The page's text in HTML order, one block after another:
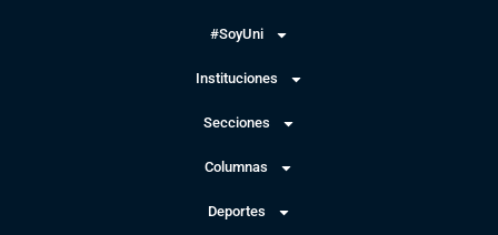
#SoyUni
Instituciones
Secciones
Columnas
Deportes